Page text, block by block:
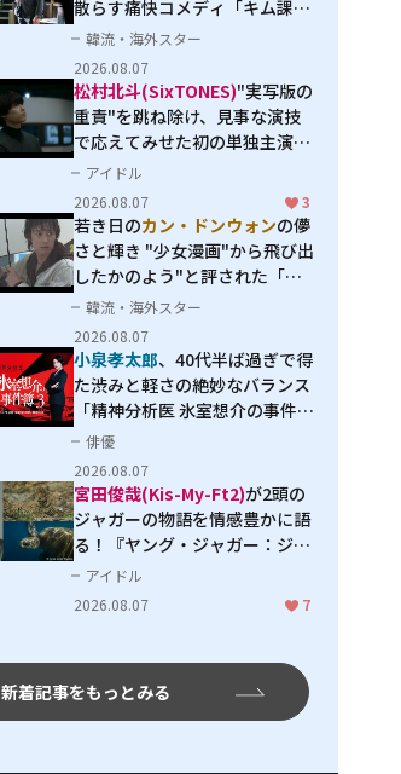
散らす痛快コメディ「キム課長
とソ理事～Bravo! Your Life
～」
韓流・海外スター
2026.08.07
松村北斗(SixTONES)"実写版の
重責"を跳ね除け、見事な演技
で応えてみせた初の単独主演映
画「秒速5センチメートル」
アイドル
2026.08.07
3
若き日のカン・ドンウォンの儚
さと輝き "少女漫画"から飛び出
したかのよう"と評された「オ
オカミの誘惑」
韓流・海外スター
2026.08.07
小泉孝太郎、40代半ば過ぎで得
た渋みと軽さの絶妙なバランス
「精神分析医 氷室想介の事件簿
３」で見せる進化
俳優
2026.08.07
宮田俊哉(Kis-My-Ft2)が2頭の
ジャガーの物語を情感豊かに語
る！『ヤング・ジャガー：ジャ
ングル王への道』『ジャガーと
ウミガメの物語：熱帯林の守護
アイドル
2026.08.07
7
新着記事をもっとみる